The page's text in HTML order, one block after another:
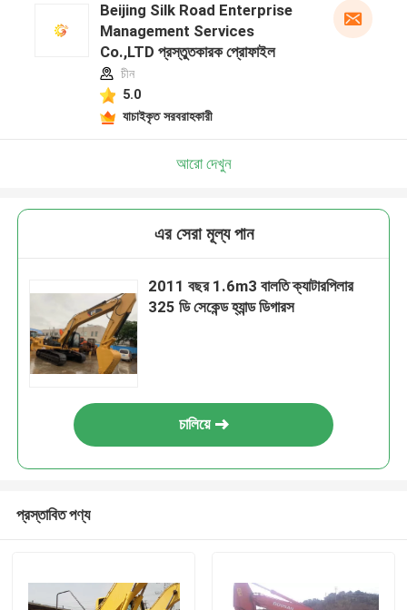
Beijing Silk Road Enterprise
Management Services
Co.,LTD প্রস্তুতকারক প্রোফাইল
চীন
5.0
যাচাইকৃত সরবরাহকারী
আরো দেখুন
এর সেরা মূল্য পান
2011 বছর 1.6m3 বালতি ক্যাটারপিলার
325 ডি সেকেন্ড হ্যান্ড ডিগারস
চালিয়ে
প্রস্তাবিত পণ্য